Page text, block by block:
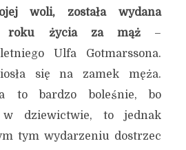
woli, została wydana
roku życia za mąż–
Ulfa Gotmarssona.
się na zamek męża.
to bardzo boleśnie, bo
w dziewictwie, to jednak
tym wydarzeniu dostrzec